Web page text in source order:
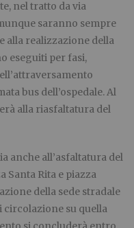
nel tratto da via
saranno sempre
alla realizzazione della
eseguiti per fasi,
bus dell’ospedale. Al
alla riasfaltatura del
anche all’asfaltatura del
Santa Rita e piazza
della sede stradale
circolazione su quella